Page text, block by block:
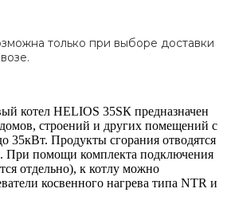
только при выборе доставки
котел HELIOS 35SК предназначен
строений и других помещений с
35кВт. Продукты сгорания отводятся
При помощи комплекта подключения
отдельно), к котлу можно
косвенного нагрева типа NTR и